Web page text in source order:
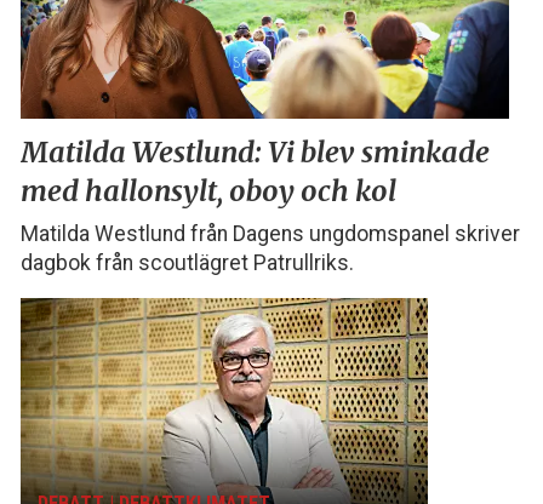
Matilda Westlund:Vi blev sminkade
med hallonsylt, oboy och kol
Matilda Westlund från Dagens ungdomspanel skriver
dagbok från scoutlägret Patrullriks.